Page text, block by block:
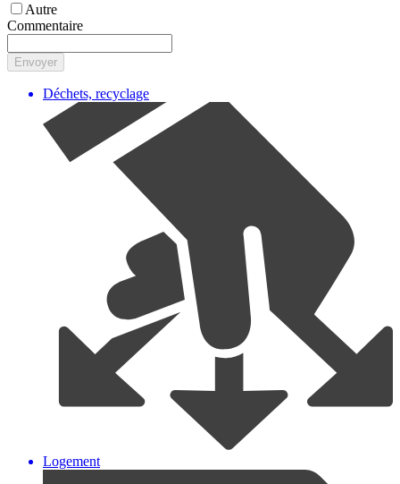
Autre
Commentaire
Envoyer
Déchets, recyclage
Logement